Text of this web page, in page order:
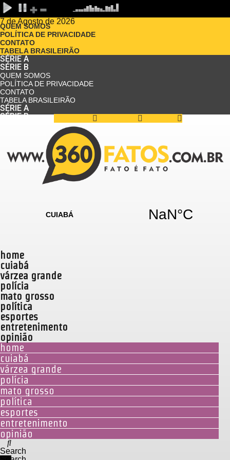
7 de Agosto de 2026
QUEM SOMOS
POLÍTICA DE PRIVACIDADE
CONTATO
TABELA BRASILEIRÃO
SÉRIE A
SÉRIE B
QUEM SOMOS
POLÍTICA DE PRIVACIDADE
CONTATO
TABELA BRASILEIRÃO
SÉRIE A
SÉRIE B
home
cuiabá
várzea grande
polícia
mato grosso
política
esportes
entretenimento
opinião
home
cuiabá
várzea grande
polícia
mato grosso
política
esportes
entretenimento
opinião
Search